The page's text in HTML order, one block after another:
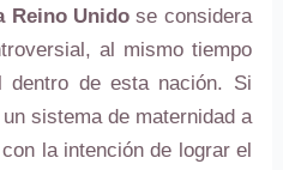
Reino Unidose considera
al mismo tiempo
dentro de esta nación. Si
sistema de maternidad a
la intención de lograr el